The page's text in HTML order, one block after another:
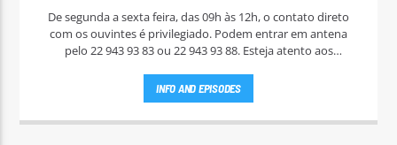
De segunda a sexta feira, das 09h às 12h, o contato direto
com os ouvintes é privilegiado. Podem entrar em antena
pelo 22 943 93 83 ou 22 943 93 88. Esteja atento aos
INFO AND EPISODES